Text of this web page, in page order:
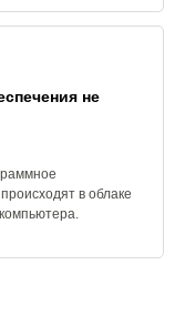
не
в облаке